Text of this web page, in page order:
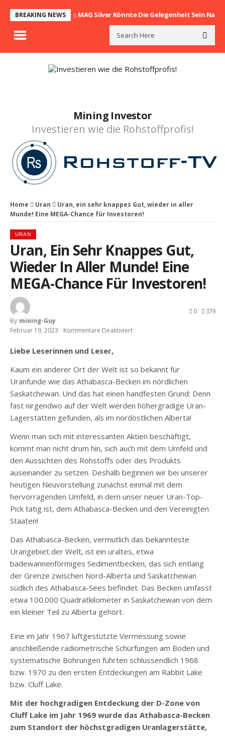
BREAKING NEWS MAG Silver Könnte Die Gelegenheit Sein
Mining Investor
Investieren wie die Rohstoffprofis!
Home Uran
Uran, ein sehr knappes Gut, wieder in aller
Munde! Eine MEGA-Chance für Investoren!
URAN
Uran, Ein Sehr Knappes Gut,
Wieder In Aller Munde! Eine
MEGA-Chance Für Investoren!
By Mining-Guy
Februar 19, 2023
Kommentare Deaktiviert
Gut,
Wieder
In
Aller
Munde!
Eine
MEGA-
Für
379
0
Liebe Leserinnen und Leser,
Kaum ein anderer Ort der Welt ist so bekannt für
Uranfunde wie das Athabasca-Becken im nördlichen
Saskatchewan. Und das hat einen handfesten Grund: Denn
fast nirgendwo auf der Welt werden höhergradige Uran-
Lagerstätten gefunden, als im nordöstlichen Alberta!
Wenn man sich mit interessanten Aktien beschäftigt,
kommt man nicht drum hin, sich auch mit dem Umfeld und
den Aussichten des Rohstoffs oder des Produkts
auseinander zu setzen. Deshalb beginnen wir bei unserer
heutigen Neuvorstellung zunächst einmal mit dem
hervorragenden Umfeld, in dem unser neuer Uran-Top-
Pick tätig ist, dem Athabasca-Becken und den Vereinigten
Staaten!
Das Athabasca-Becken, vermutlich das bekannteste
Urangebiet der Welt, ist ein uraltes, etwa
badewannenförmiges Sedimentbecken, das sich entlang
der Grenze zwischen Nord-Alberta und Saskatchewan
südlich des Athabasca-Sees befindet. Das Becken umfasst
etwa 100.000 Quadratkilometer in Saskatchewan von dem
ein kleiner Teil zu Alberta gehört.
Eine im Jahr 1967 luftgestützte Vermessung sowie
anschließende radiometrische Schürfungen am Boden und
systematische Bohrungen führten schlussendlich 1968
bzw. 1970 zu den ersten Entdeckungen am Rabbit Lake
bzw. Cluff Lake.
Mit der hochgradigen Entdeckung der D-Zone von
Cluff Lake im Jahr 1969 wurde das Athabasca-Becken
zum Standort der höchstgradigen Uranlagerstätte,